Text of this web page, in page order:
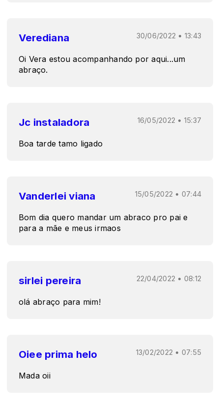
Verediana 30/06/2022 • 13:43
Oi Vera estou acompanhando por aqui...um
abraço.
Jc instaladora 16/05/2022 • 15:37
Boa tarde tamo ligado
Vanderlei viana 15/05/2022 • 07:44
Bom dia quero mandar um abraco pro pai e
para a mãe e meus irmaos
sirlei pereira 22/04/2022 • 08:12
olá abraço para mim!
Oiee prima helo 13/02/2022 • 07:55
Mada oii